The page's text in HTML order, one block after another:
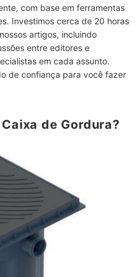
Suporta Altas Temperaturas
para Maior Praticidade de
Sua Pia de Cozinha Bem
com base em ferramentas
Investimos cerca de 20 horas
artigos, incluindo
entre editores e
em cada assunto.
de confiança para você fazer
de Gordura?